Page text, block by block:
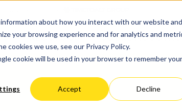
about how you interact with our website and
your browsing experience and for analytics and
cookies we use, see our Privacy Policy.
cookie will be used in your browser to remember your
Accept Decline
control
Service Management
Gestión de servicios IT &
Viaja a la gestión de
Gestión de activos
Mantenimiento industrial
Progress
Optimización del
Migración
Migración Cloud
personalizadas
RECURSOS
Blog
SOBRE
Alemania